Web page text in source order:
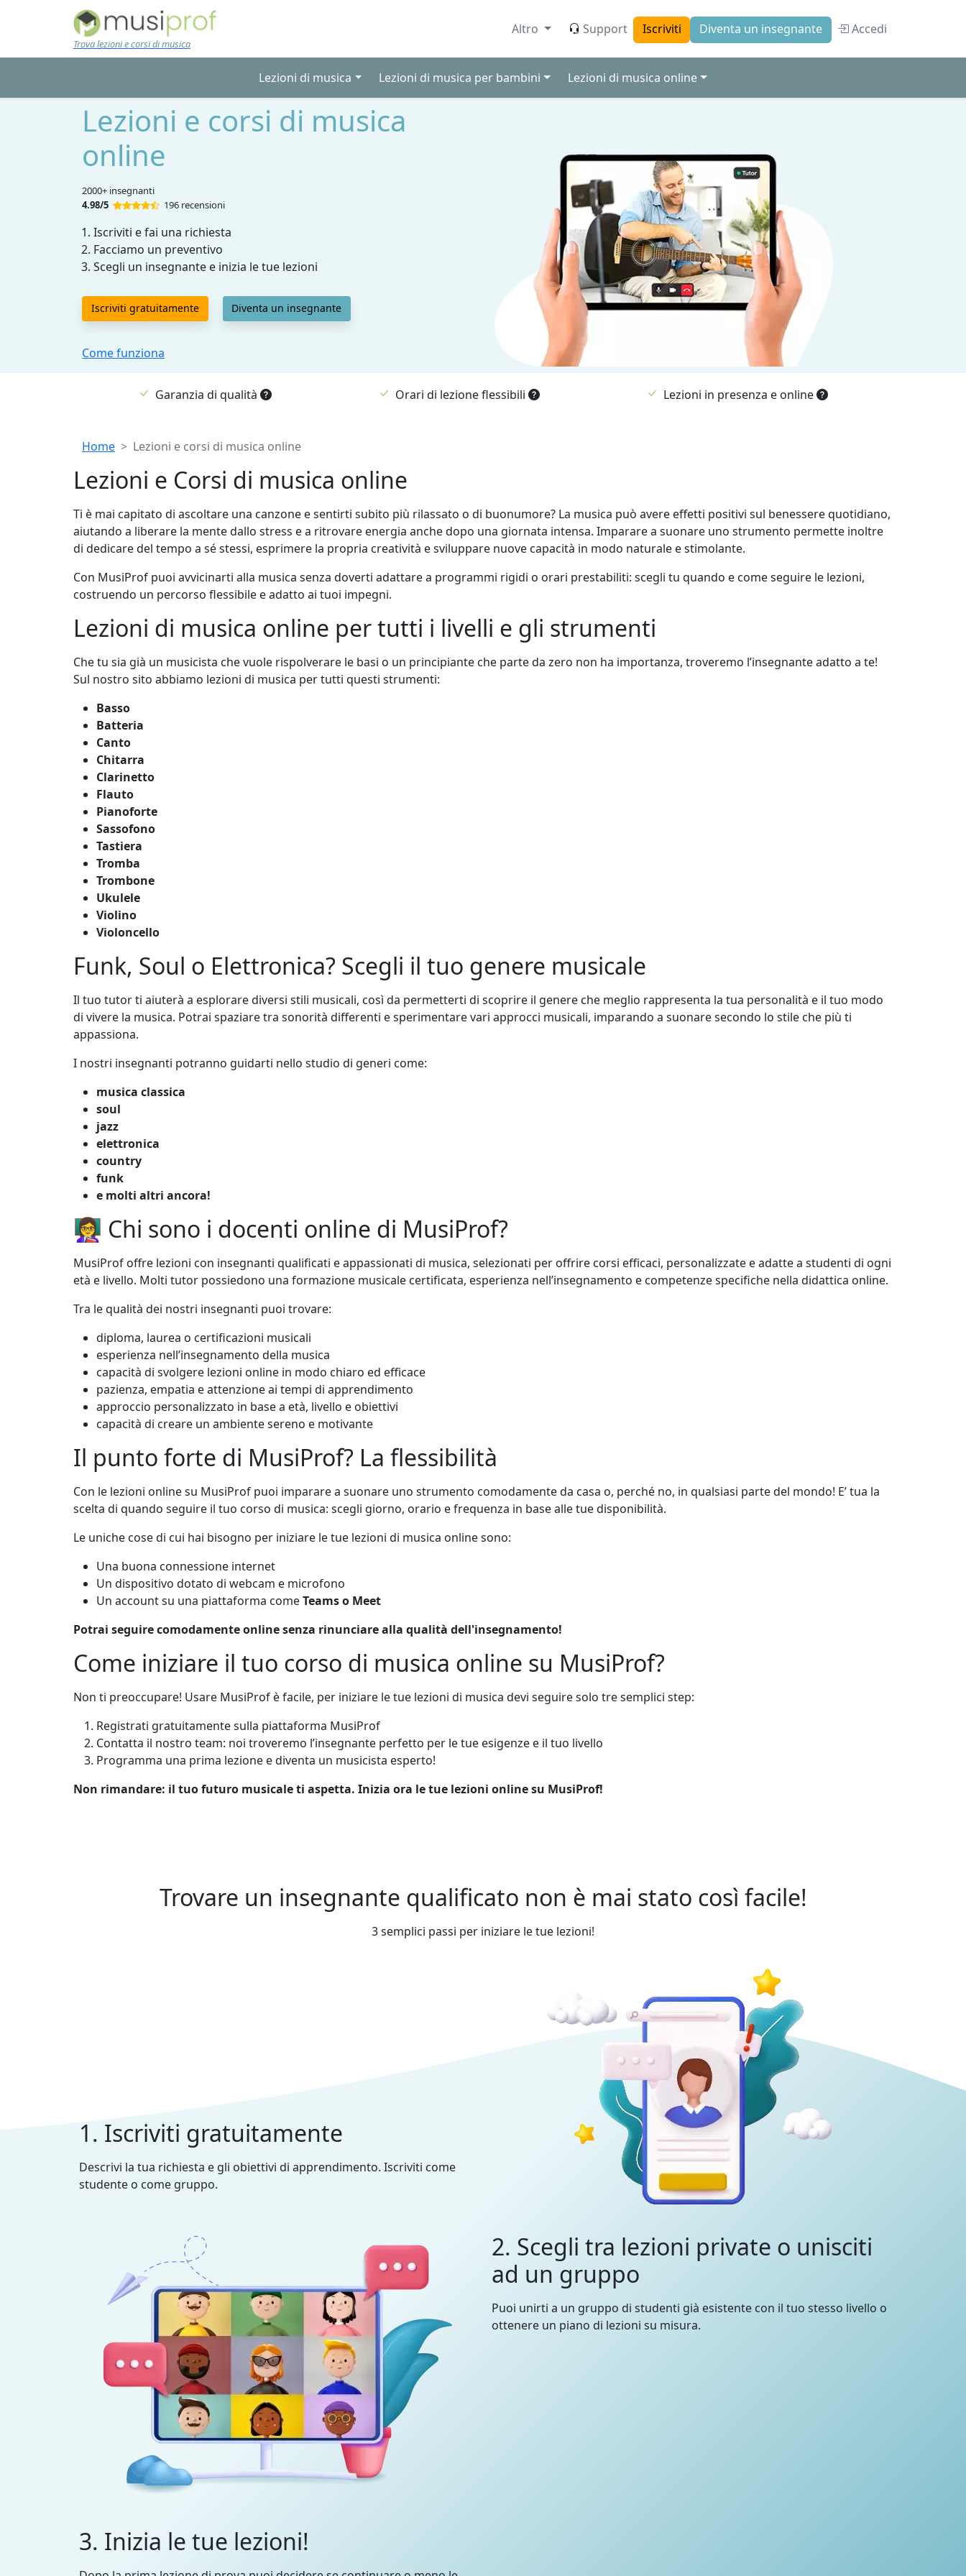
Skip to main content
Trova lezioni e corsi di musica
Altro Support Iscriviti Diventa un insegnante Accedi
Lezioni di musica Lezioni di musica per bambini Lezioni di musica online
Lezioni e corsi di musica
online
2000+ insegnanti
4.98/5
196 recensioni
Iscriviti e fai una richiesta
Facciamo un preventivo
Scegli un insegnante e inizia le tue lezioni
Iscriviti gratuitamente Diventa un insegnante
Come funziona
Garanzia di qualità Orari di lezione flessibili Lezioni in presenza e online
Breadcrumb
Home Lezioni e corsi di musica online
Lezioni e Corsi di musica online
Ti è mai capitato di ascoltare una canzone e sentirti subito più rilassato o di buonumore? La musica può avere effetti positivi sul benessere quotidiano,
aiutando a liberare la mente dallo stress e a ritrovare energia anche dopo una giornata intensa. Imparare a suonare uno strumento permette inoltre
di dedicare del tempo a sé stessi, esprimere la propria creatività e sviluppare nuove capacità in modo naturale e stimolante.
Con MusiProf puoi avvicinarti alla musica senza doverti adattare a programmi rigidi o orari prestabiliti: scegli tu quando e come seguire le lezioni,
costruendo un percorso flessibile e adatto ai tuoi impegni.
Lezioni di musica online per tutti i livelli e gli strumenti
Che tu sia già un musicista che vuole rispolverare le basi o un principiante che parte da zero non ha importanza, troveremo l’insegnante adatto a te!
Sul nostro sito abbiamo lezioni di musica per tutti questi strumenti:
Basso
Batteria
Canto
Chitarra
Clarinetto
Flauto
Pianoforte
Sassofono
Tastiera
Tromba
Trombone
Ukulele
Violino
Violoncello
Funk, Soul o Elettronica? Scegli il tuo genere musicale
Il tuo tutor ti aiuterà a esplorare diversi stili musicali, così da permetterti di scoprire il genere che meglio rappresenta la tua personalità e il tuo modo
di vivere la musica. Potrai spaziare tra sonorità differenti e sperimentare vari approcci musicali, imparando a suonare secondo lo stile che più ti
appassiona.
I nostri insegnanti potranno guidarti nello studio di generi come:
musica classica
soul
jazz
elettronica
country
funk
e molti altri ancora!
👩‍🏫 Chi sono i docenti online di MusiProf?
MusiProf offre lezioni con insegnanti qualificati e appassionati di musica, selezionati per offrire corsi efficaci, personalizzate e adatte a studenti di ogni
età e livello. Molti tutor possiedono una formazione musicale certificata, esperienza nell’insegnamento e competenze specifiche nella didattica online.
Tra le qualità dei nostri insegnanti puoi trovare:
diploma, laurea o certificazioni musicali
esperienza nell’insegnamento della musica
capacità di svolgere lezioni online in modo chiaro ed efficace
pazienza, empatia e attenzione ai tempi di apprendimento
approccio personalizzato in base a età, livello e obiettivi
capacità di creare un ambiente sereno e motivante
Il punto forte di MusiProf? La flessibilità
Con le lezioni online su MusiProf puoi imparare a suonare uno strumento comodamente da casa o, perché no, in qualsiasi parte del mondo! E’ tua la
scelta di quando seguire il tuo corso di musica: scegli giorno, orario e frequenza in base alle tue disponibilità.
Le uniche cose di cui hai bisogno per iniziare le tue lezioni di musica online sono:
Una buona connessione internet
Un dispositivo dotato di webcam e microfono
Un account su una piattaforma comeTeams o Meet
Potrai seguire comodamente online senza rinunciare alla qualità dell'insegnamento!
Come iniziare il tuo corso di musica online su MusiProf?
Non ti preoccupare! Usare MusiProf è facile, per iniziare le tue lezioni di musica devi seguire solo tre semplici step:
Registrati gratuitamente sulla piattaforma MusiProf
Contatta il nostro team: noi troveremo l’insegnante perfetto per le tue esigenze e il tuo livello
Programma una prima lezione e diventa un musicista esperto!
Non rimandare: il tuo futuro musicale ti aspetta. Inizia ora le tue lezioni online su MusiProf!
Trovare un insegnante qualificato non è mai stato così facile!
3 semplici passi per iniziare le tue lezioni!
1. Iscriviti gratuitamente
Descrivi la tua richiesta e gli obiettivi di apprendimento. Iscriviti come
studente o come gruppo.
2. Scegli tra lezioni private o unisciti
ad un gruppo
Puoi unirti a un gruppo di studenti già esistente con il tuo stesso livello o
ottenere un piano di lezioni su misura.
3. Inizia le tue lezioni!